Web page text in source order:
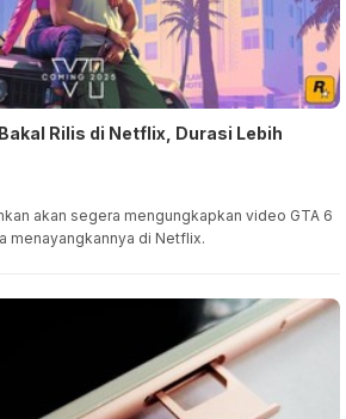
Rilis di Netflix, Durasi Lebih
akan segera mengungkapkan video GTA 6
menayangkannya di Netflix.